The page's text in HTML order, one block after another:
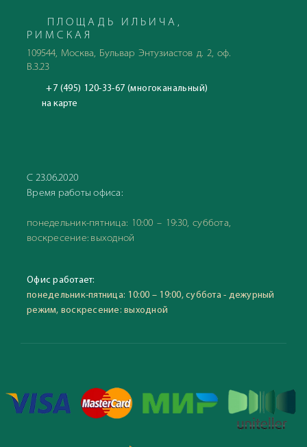
ПЛОЩАДЬ ИЛЬИЧА,
РИМСКАЯ
109544, Москва, Бульвар Энтузиастов д. 2, оф.
В.3.23
+7 (495) 120-33-67 (многоканальный)
на карте
С 23.06.2020
Время работы офиса:
понедельник-пятница: 10:00 – 19:30, суббота,
воскресение: выходной
Офис работает:
понедельник-пятница: 10:00 – 19:00, суббота - дежурный
режим, воскресение: выходной